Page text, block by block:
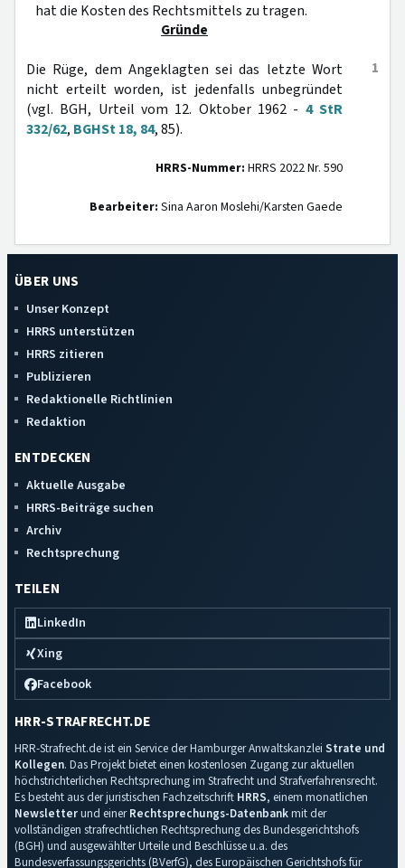
hat die Kosten des Rechtsmittels zu tragen.
Gründe
1
Die Rüge, dem Angeklagten sei das letzte Wort
nicht erteilt worden, ist jedenfalls unbegründet
(vgl. BGH, Urteil vom 12. Oktober 1962 - 4 StR
332/62, BGHSt 18, 84, 85).
HRRS-Nummer: HRRS 2022 Nr. 590
Bearbeiter: Sina Aaron Moslehi/Karsten Gaede
ÜBER UNS
Unser Konzept
HRRS unterstützen
HRRS zitieren
Publizieren
Redaktionelle Richtlinien
Redaktion
ENTDECKEN
Aktuelle Ausgabe
HRRS-Beiträge suchen
Archiv
Rechtsprechung
TEILEN
LinkedIn
Xing
Facebook
HRR-STRAFRECHT.DE
HRR-Strafrecht.de ist ein Service der Hamburger Anwaltskanzlei Strate und
Kollegen. Das Projekt bietet einen kostenlosen Zugang zur aktuellen
höchstrichterlichen Rechtsprechung im Strafrecht und Strafverfahrensrecht.
Es besteht aus der juristischen Fachzeitschrift HRRS, einem monatlichen
Newsletterund einerRechtsprechungs-Datenbankmit der
vollständigen strafrechtlichen Rechtsprechung des Bundesgerichtshofs
(BGH) und ausgewählter Urteile und Beschlüsse u.a. des
Bundesverfassungsgerichts (BVerfG), des Europäischen Gerichtshofs für